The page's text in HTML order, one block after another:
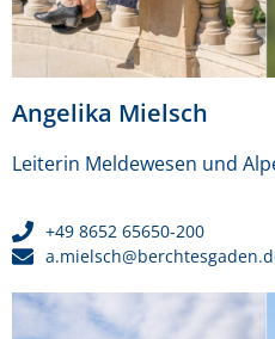
Angelika Mielsch
Leiterin Meldewesen und
+49 8652 65650-200